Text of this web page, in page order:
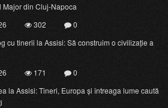
Major din Cluj-Napoca
302
0
cu tinerii la Assisi: Să construim o civilizație a
171
0
la Assisi: Tineri, Europa și întreaga lume caută